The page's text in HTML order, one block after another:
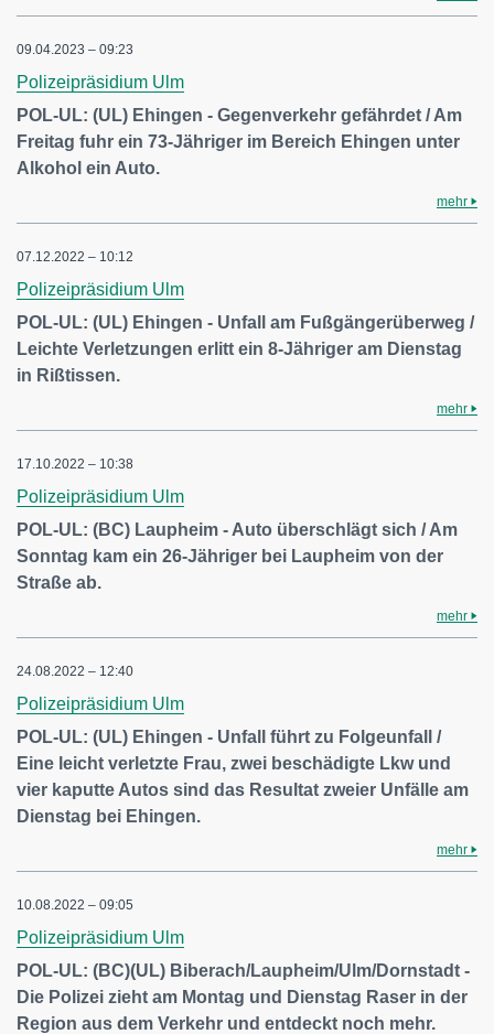
09.04.2023 – 09:23
Polizeipräsidium Ulm
POL-UL: (UL) Ehingen - Gegenverkehr gefährdet / Am
Freitag fuhr ein 73-Jähriger im Bereich Ehingen unter
Alkohol ein Auto.
mehr
07.12.2022 – 10:12
Polizeipräsidium Ulm
POL-UL: (UL) Ehingen - Unfall am Fußgängerüberweg /
Leichte Verletzungen erlitt ein 8-Jähriger am Dienstag
in Rißtissen.
mehr
17.10.2022 – 10:38
Polizeipräsidium Ulm
POL-UL: (BC) Laupheim - Auto überschlägt sich / Am
Sonntag kam ein 26-Jähriger bei Laupheim von der
Straße ab.
mehr
24.08.2022 – 12:40
Polizeipräsidium Ulm
POL-UL: (UL) Ehingen - Unfall führt zu Folgeunfall /
Eine leicht verletzte Frau, zwei beschädigte Lkw und
vier kaputte Autos sind das Resultat zweier Unfälle am
Dienstag bei Ehingen.
mehr
10.08.2022 – 09:05
Polizeipräsidium Ulm
POL-UL: (BC)(UL) Biberach/Laupheim/Ulm/Dornstadt -
Die Polizei zieht am Montag und Dienstag Raser in der
Region aus dem Verkehr und entdeckt noch mehr.